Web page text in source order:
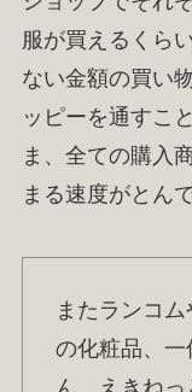
服が買えるくら
ない金額の買い
ッピーを通すこ
ま、全ての購入
まる速度がとん
またランコ
の化粧品、一
ん、えきね